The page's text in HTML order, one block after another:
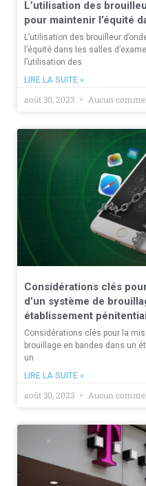
L’utilisation des
pour maintenir l’équité
L’utilisation des brouilleur
l’équité dans les salles
l’utilisation des
LIRE LA SUITE »
août 30, 2023 Aucun
Considérations clés
d’un système de
établissement
Considérations clés pour la
brouillage en bandes dans un
un
LIRE LA SUITE »
août 30, 2023 Aucun